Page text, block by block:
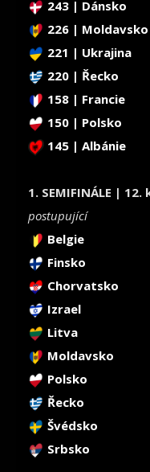
243 | Dánsko
226 | Moldavsko
221 | Ukrajina
220 | Řecko
158 | Francie
150 | Polsko
145 | Albánie
1. SEMIFINÁLE |
postupující
Belgie
Finsko
Chorvatsko
Izrael
Litva
Moldavsko
Polsko
Řecko
Švédsko
Srbsko